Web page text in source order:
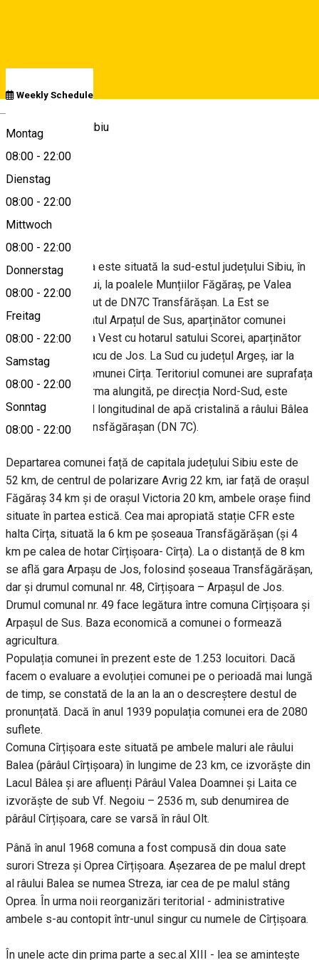
Weekly Schedule
Montag
08:00 - 22:00
Dienstag
08:00 - 22:00
Mittwoch
08:00 - 22:00
Donnerstag
08:00 - 22:00
Freitag
08:00 - 22:00
Samstag
08:00 - 22:00
Sonntag
08:00 - 22:00
Cârțișoara, Jud. Sibiu
View on map
About
Comuna Cîrțișoara este situată la sud-estul județului Sibiu, în
mijlocul țării Oltului, la poalele Munțiilor Făgăraș, pe Valea
Bâlii, fiind străbătut de DN7C Transfărășan. La Est se
învecinează cu satul Arpațul de Sus, aparținător comunei
Arpașul de Jos La Vest cu hotarul satului Scorei, aparținător
comunei Porumbacu de Jos. La Sud cu județul Argeș, iar la
Nord cu hotarul comunei Cîrța. Teritoriul comunei are suprafața
de 8.576 ha. În forma alungită, pe direcția Nord-Sud, este
traversată pe axul longitudinal de apă cristalină a râului Bâlea
și de șoseaua Transfăgărașan (DN 7C).
Departarea comunei față de capitala județului Sibiu este de
52 km, de centrul de polarizare Avrig 22 km, iar față de orașul
Făgăraș 34 km și de orașul Victoria 20 km, ambele orașe fiind
situate în partea estică. Cea mai apropiată stație CFR este
halta Cîrța, situată la 6 km pe șoseaua Transfăgărășan (și 4
km pe calea de hotar Cîrțișoara- Cîrța). La o distanță de 8 km
se află gara Arpașu de Jos, folosind șoseaua Transfăgărășan,
dar și drumul comunal nr. 48, Cîrțișoara – Arpașul de Jos.
Drumul comunal nr. 49 face legătura între comuna Cîrțișoara și
Arpașul de Sus. Baza economică a comunei o formează
agricultura.
Populația comunei în prezent este de 1.253 locuitori. Dacă
facem o evaluare a evoluției comunei pe o perioadă mai lungă
de timp, se constată de la an la an o descreștere destul de
pronunțată. Dacă în anul 1939 populația comunei era de 2080
suflete.
Comuna Cîrțișoara este situată pe ambele maluri ale râului
Balea (pârâul Cîrțișoara) în lungime de 23 km, ce izvorăște din
Lacul Bâlea și are afluenți Pârâul Valea Doamnei și Laita ce
izvorăște de sub Vf. Negoiu – 2536 m, sub denumirea de
pârâul Cîrțișoara, care se varsă în râul Olt.
Până în anul 1968 comuna a fost compusă din doua sate
surori Streza și Oprea Cîrțișoara. Așezarea de pe malul drept
al râului Balea se numea Streza, iar cea de pe malul stâng
Oprea. În urma noii reorganizări teritorial - administrative
ambele s-au contopit într-unul singur cu numele de Cîrțișoara.
În unele acte din prima parte a sec.al XIII - lea se amintește